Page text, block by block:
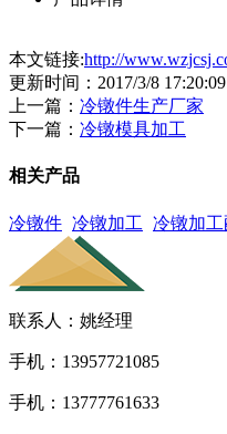
本文链接:http://
更新时间：2017/3/8
上一篇： 冷镦件生产厂家
下一篇： 冷镦模具加工
相关产品
冷镦件 冷镦加工 冷镦加
联系人：姚经理
手机：13957721085
手机：13777761633